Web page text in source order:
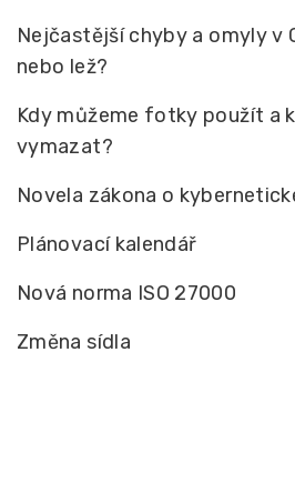
Nejčastější chyby a omyly v
nebo lež?
Kdy můžeme fotky použít a
vymazat?
Novela zákona o
Plánovací kalendář
Nová norma ISO 27000
Změna sídla